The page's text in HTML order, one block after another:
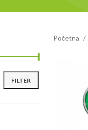
FILTER
Početna